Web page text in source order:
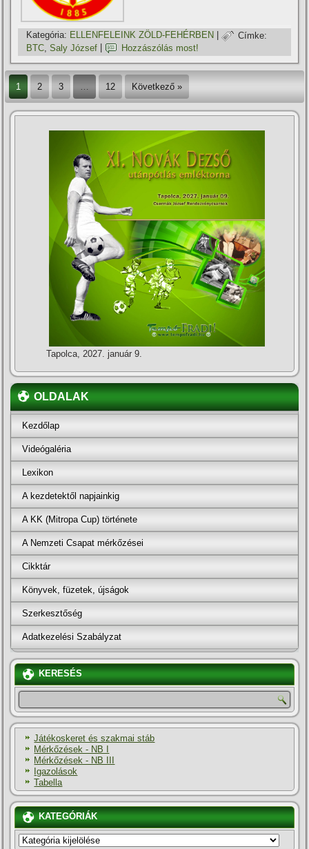
Kategória: ELLENFELEINK ZÖLD-FEHÉRBEN |
Címke:
BTC ,Saly József Hozzászólás most!
1 2 3 12 Következő »
Tapolca, 2027. január 9.
OLDALAK
Kezdőlap
Videógaléria
Lexikon
A kezdetektől napjainkig
A KK (Mitropa Cup) története
A Nemzeti Csapat mérkőzései
Cikktár
Könyvek, füzetek, újságok
Szerkesztőség
Adatkezelési Szabályzat
KERESÉS
Játékoskeret és szakmai stáb
Mérkőzések - NB I
Mérkőzések - NB III
Igazolások
Tabella
KATEGÓRIÁK
KATEGÓRIÁK